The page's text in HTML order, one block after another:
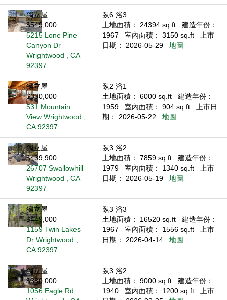
獨立屋
$549,000
5215 Lone Pine
Canyon Dr
Wrightwood , CA
92397
臥6 浴3
土地面積： 24394 sq.ft
建造年份：
1967
室內面積： 3150 sq.ft
上市
日期： 2026-05-29
地圖
獨立屋
$330,000
531 Mountain
View Wrightwood ,
CA 92397
臥2 浴1
土地面積： 6000 sq.ft
建造年份：
1959
室內面積： 904 sq.ft
上市日
期： 2026-05-22
地圖
獨立屋
$439,900
26707 Swallowhill
Wrightwood , CA
92397
臥3 浴2
土地面積： 7859 sq.ft
建造年份：
1979
室內面積： 1340 sq.ft
上市
日期： 2026-05-19
地圖
獨立屋
$449,000
1159 Twin Lakes
Dr Wrightwood ,
CA 92397
臥3 浴3
土地面積： 16520 sq.ft
建造年份：
1967
室內面積： 1556 sq.ft
上市
日期： 2026-04-14
地圖
獨立屋
$380,000
1056 Eagle Rd
臥3 浴2
土地面積： 9000 sq.ft
建造年份：
1940
室內面積： 1200 sq.ft
上市